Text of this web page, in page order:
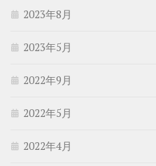
2023年8月
2023年5月
2022年9月
2022年5月
2022年4月